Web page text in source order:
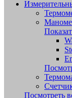
Посмотреть